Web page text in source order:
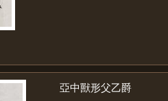
亞中獸形父乙爵